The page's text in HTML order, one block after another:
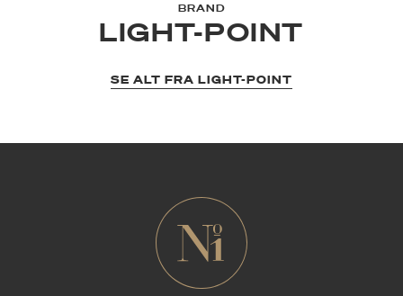
BRAND
LIGHT-POINT
SE ALT FRA LIGHT-POINT